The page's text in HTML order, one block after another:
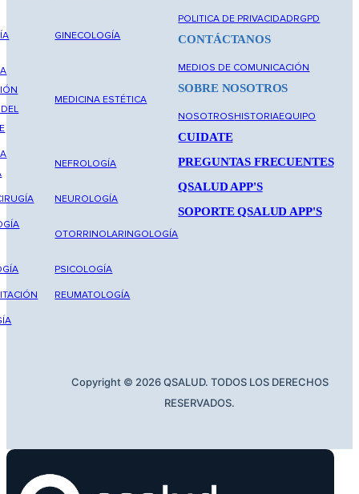
GINECOLOGÍA
MEDICINA ESTÉTICA
NEFROLOGÍA
NEUROLOGÍA
OTORRINOLARINGOLOGÍA
PSICOLOGÍA
REUMATOLOGÍA
POLITICA DE PRIVACIDADRGPD
CONTÁCTANOS
MEDIOS DE COMUNICACIÓN
SOBRE NOSOTROS
NOSOTROSHISTORIAEQUIPO
CUIDATE
PREGUNTAS FRECUENTES
QSALUD APP'S
SOPORTE QSALUD APP'S
Copyright © 2026 QSALUD. TODOS LOS DERECHOS
RESERVADOS.